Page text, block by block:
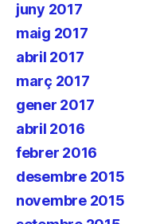
juny 2017
maig 2017
abril 2017
març 2017
gener 2017
abril 2016
febrer 2016
desembre 2015
novembre 2015